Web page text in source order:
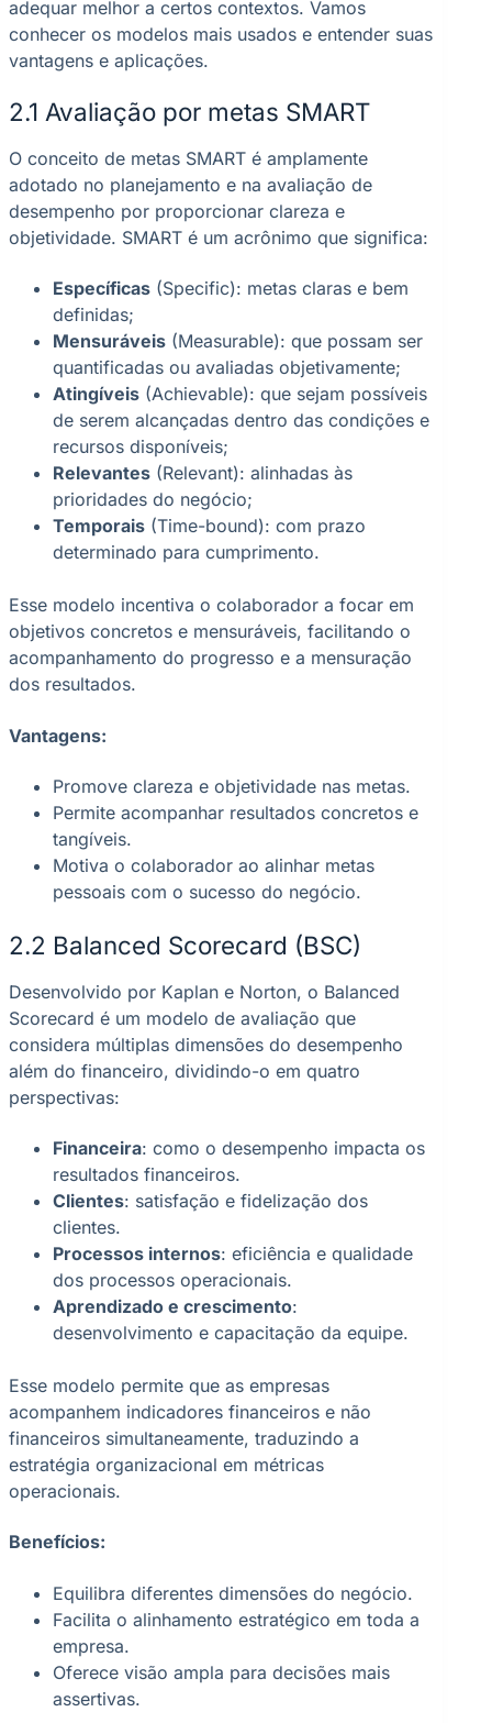
adequar melhor a certos contextos. Vamos
conhecer os modelos mais usados e entender suas
vantagens e aplicações.
2.1 Avaliação por metas SMART
O conceito de metas SMART é amplamente
adotado no planejamento e na avaliação de
desempenho por proporcionar clareza e
objetividade. SMART é um acrônimo que significa:
Específicas (Specific): metas claras e bem
definidas;
Mensuráveis (Measurable): que possam ser
quantificadas ou avaliadas objetivamente;
Atingíveis (Achievable): que sejam possíveis
de serem alcançadas dentro das condições e
recursos disponíveis;
Relevantes (Relevant): alinhadas às
prioridades do negócio;
Temporais (Time-bound): com prazo
determinado para cumprimento.
Esse modelo incentiva o colaborador a focar em
objetivos concretos e mensuráveis, facilitando o
acompanhamento do progresso e a mensuração
dos resultados.
Vantagens:
Promove clareza e objetividade nas metas.
Permite acompanhar resultados concretos e
tangíveis.
Motiva o colaborador ao alinhar metas
pessoais com o sucesso do negócio.
2.2 Balanced Scorecard (BSC)
Desenvolvido por Kaplan e Norton, o Balanced
Scorecard é um modelo de avaliação que
considera múltiplas dimensões do desempenho
além do financeiro, dividindo-o em quatro
perspectivas:
Financeira: como o desempenho impacta os
resultados financeiros.
Clientes: satisfação e fidelização dos
clientes.
Processos internos: eficiência e qualidade
dos processos operacionais.
Aprendizado e crescimento:
desenvolvimento e capacitação da equipe.
Esse modelo permite que as empresas
acompanhem indicadores financeiros e não
financeiros simultaneamente, traduzindo a
estratégia organizacional em métricas
operacionais.
Benefícios:
Equilibra diferentes dimensões do negócio.
Facilita o alinhamento estratégico em toda a
empresa.
Oferece visão ampla para decisões mais
assertivas.